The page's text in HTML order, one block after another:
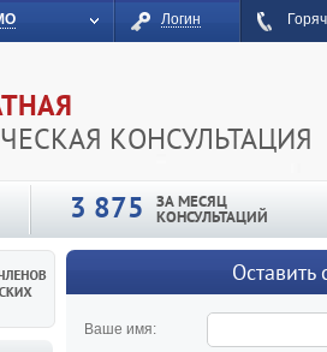
Логин
КОНСУЛЬТАЦИЯ
3 875 ЗА МЕСЯЦ
КОНСУЛЬТАЦИЙ
Ваше имя: